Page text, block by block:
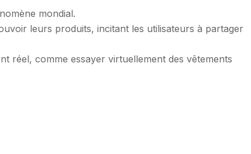
mondial.
leurs produits, incitant les utilisateurs à partager
réel, comme essayer virtuellement des vêtements